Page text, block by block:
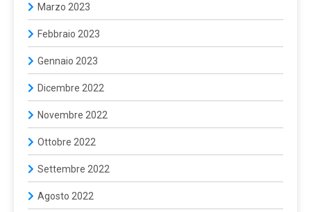
Marzo 2023
Febbraio 2023
Gennaio 2023
Dicembre 2022
Novembre 2022
Ottobre 2022
Settembre 2022
Agosto 2022